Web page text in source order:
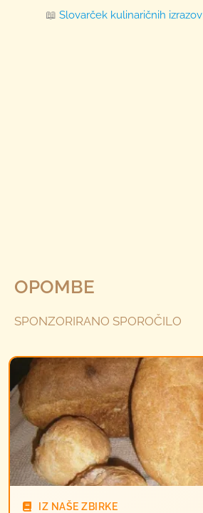
📖Slovarček kulinaričnih izrazov
OPOMBE
SPONZORIRANO SPOROČILO
IZ NAŠE ZBIRKE